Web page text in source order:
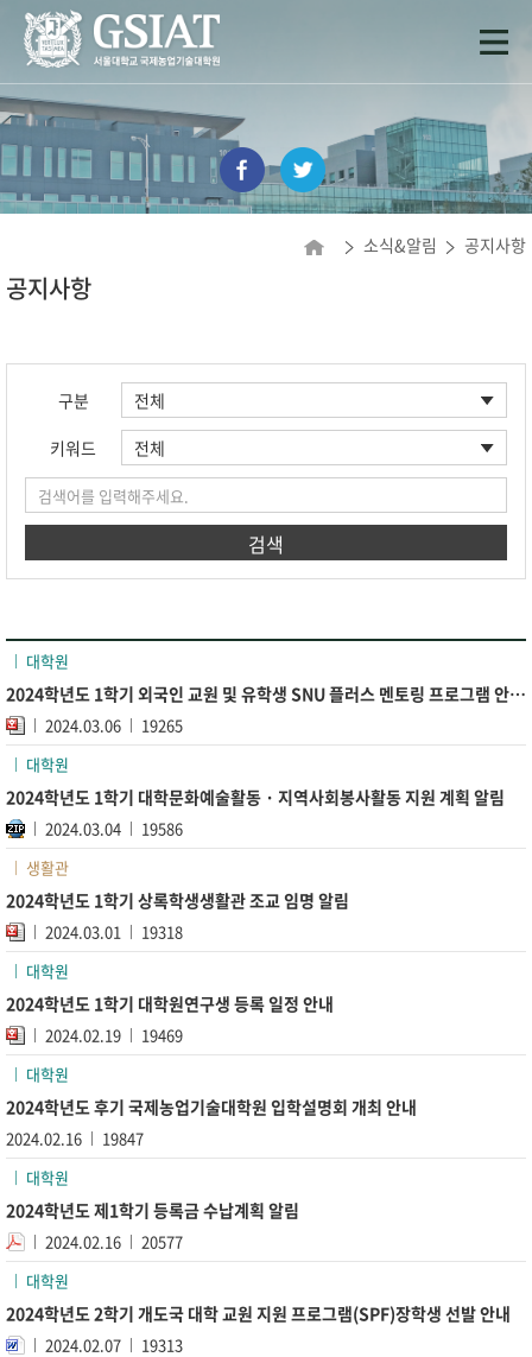
소식&알림 공지사항
공지사항
구분
키워드
검색
대학원
2024학년도 1학기 외국인 교원 및 유학생 SNU 플러스 멘토링 프로그램 안내 및 홍보 요청
2024.03.06
19265
대학원
2024학년도 1학기 대학문화예술활동 · 지역사회봉사활동 지원 계획 알림
2024.03.04
19586
생활관
2024학년도 1학기 상록학생생활관 조교 임명 알림
2024.03.01
19318
대학원
2024학년도 1학기 대학원연구생 등록 일정 안내
2024.02.19
19469
대학원
2024학년도 후기 국제농업기술대학원 입학설명회 개최 안내
2024.02.16
19847
대학원
2024학년도 제1학기 등록금 수납계획 알림
2024.02.16
20577
대학원
2024학년도 2학기 개도국 대학 교원 지원 프로그램(SPF)장학생 선발 안내
2024.02.07
19313